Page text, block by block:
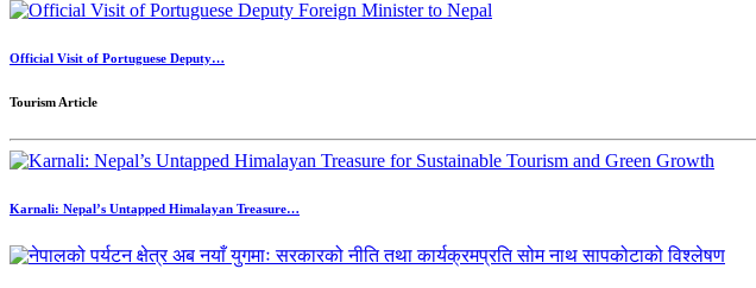
Official Visit of Portuguese Deputy…
Tourism Article
Karnali: Nepal’s Untapped Himalayan Treasure…